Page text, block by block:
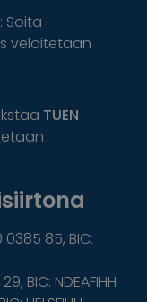
Soita
veloitetaan
TUEN
0385 85, BIC:
BIC: NDEAFIHH